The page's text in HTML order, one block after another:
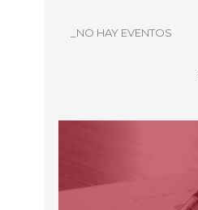
_NO HAY EVENTOS